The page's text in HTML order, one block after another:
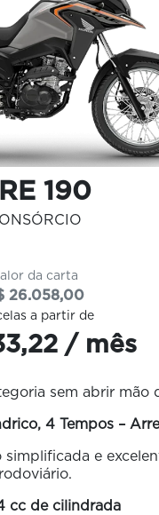
190
da carta
26.058,00
a partir de
/ mês
sem abrir mão
4 Tempos –
e
rodoviário.
cc de cilindrada